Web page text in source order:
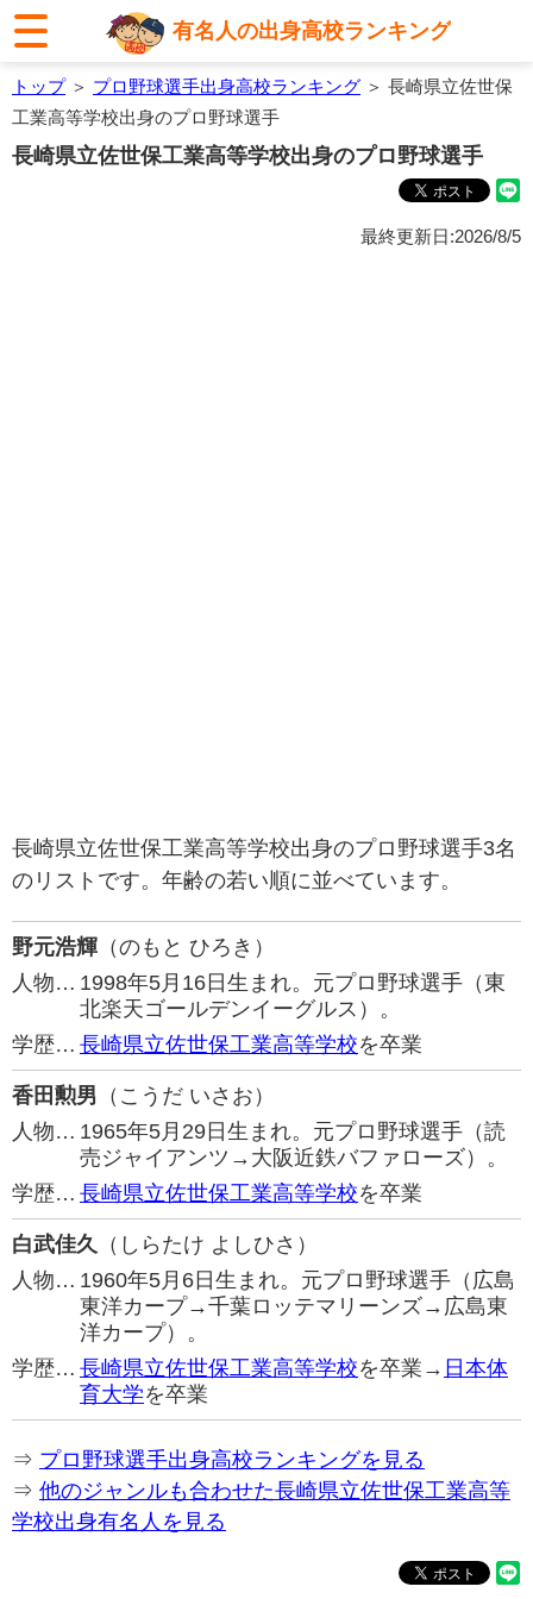
有名人の出身高校ランキング
トップ＞ プロ野球選手出身高校ランキング ＞ 長崎県立佐世保
工業高等学校出身のプロ野球選手
長崎県立佐世保工業高等学校出身のプロ野球選手
最終更新日:2026/8/5
長崎県立佐世保工業高等学校出身のプロ野球選手3名
のリストです。年齢の若い順に並べています。
野元浩輝 （のもと ひろき）
人物… 1998年5月16日生まれ。元プロ野球選手（東
北楽天ゴールデンイーグルス）。
学歴… 長崎県立佐世保工業高等学校を卒業
香田勲男 （こうだ いさお）
人物… 1965年5月29日生まれ。元プロ野球選手（読
売ジャイアンツ→大阪近鉄バファローズ）。
学歴… 長崎県立佐世保工業高等学校を卒業
白武佳久 （しらたけ よしひさ）
人物… 1960年5月6日生まれ。元プロ野球選手（広島
東洋カープ→千葉ロッテマリーンズ→広島東
洋カープ）。
学歴… 長崎県立佐世保工業高等学校を卒業→ 日本体
育大学を卒業
⇒ プロ野球選手出身高校ランキングを見る
⇒ 他のジャンルも合わせた長崎県立佐世保工業高等
学校出身有名人を見る